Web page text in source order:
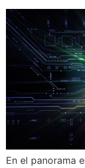
En el panorama